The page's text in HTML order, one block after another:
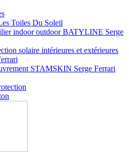
Toiles Du Soleil
indoor outdoor BATYLINE Serge
solaire intérieures et extérieures
STAMSKIN Serge Ferrari